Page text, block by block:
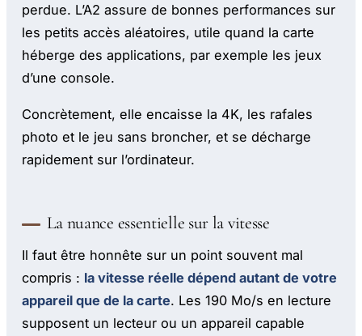
perdue. L’A2 assure de bonnes performances sur
les petits accès aléatoires, utile quand la carte
héberge des applications, par exemple les jeux
d’une console.
Concrètement, elle encaisse la 4K, les rafales
photo et le jeu sans broncher, et se décharge
rapidement sur l’ordinateur.
La nuance essentielle sur la vitesse
Il faut être honnête sur un point souvent mal
compris : la vitesse réelle dépend autant de votre
appareil que de la carte. Les 190 Mo/s en lecture
supposent un lecteur ou un appareil capable